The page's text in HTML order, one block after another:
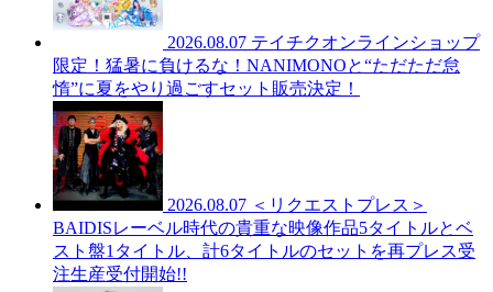
2026.08.07 テイチクオンラインショップ
限定！猛暑に負けるな！NANIMONOと“ただただ怠
惰”に夏をやり過ごすセット販売決定！
2026.08.07 ＜リクエストプレス＞
BAIDISレーベル時代の貴重な映像作品5タイトルとベ
スト盤1タイトル、計6タイトルのセットを再プレス受
注生産受付開始!!